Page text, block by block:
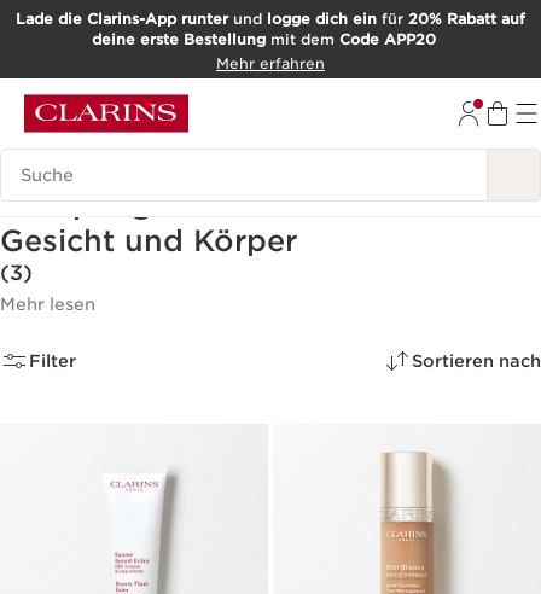
WEITER ZUM INHALT
Lade die Clarins-App runterund logge dich ein für 20% Rabatt auf
deine erste Bestellungmit dem Code APP20
Mehr erfahren
Such-Historie
Hautpflege mit Haferzucker für
Gesicht und Körper
(3)
Mehr lesen
Filter Sortieren nach